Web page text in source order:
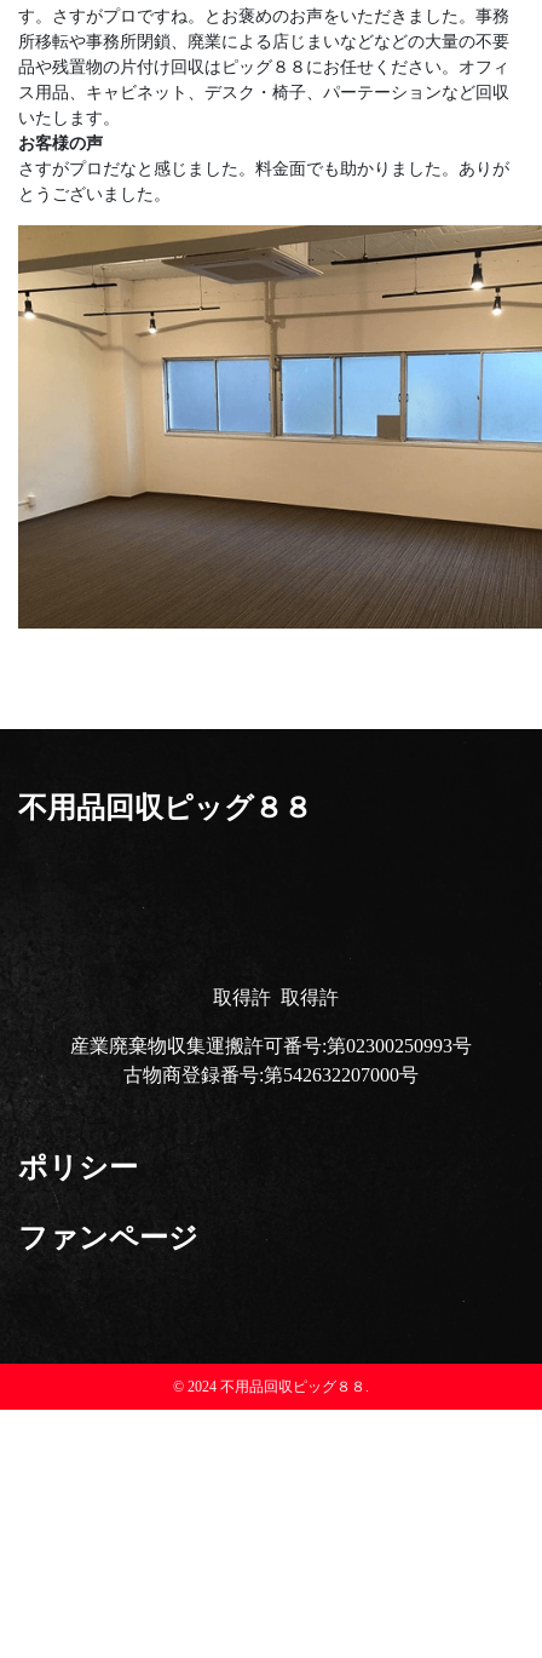
す。さすがプロですね。とお褒めのお声をいただきました。事務
所移転や事務所閉鎖、廃業による店じまいなどなどの大量の不要
品や残置物の片付け回収はピッグ８８にお任せください。オフィ
ス用品、キャビネット、デスク・椅子、パーテーションなど回収
いたします。
お客様の声
さすがプロだなと感じました。料金面でも助かりました。ありが
とうございました。
不用品回収ピッグ８８
取得許 取得許
産業廃棄物収集運搬許可番号:第02300250993号
古物商登録番号:第542632207000号
ポリシー
ファンページ
© 2024 不用品回収ピッグ８８.